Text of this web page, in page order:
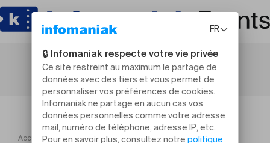
Accueil Nuit des entreprises jurassiennes Tour 3 Groupe 1